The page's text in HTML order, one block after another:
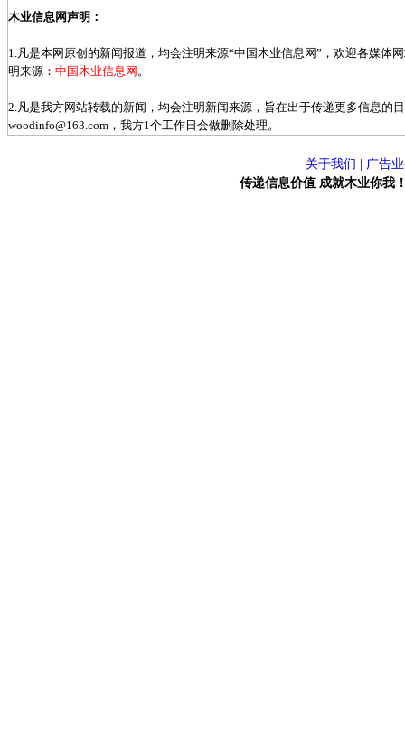
木业信息网声明：
1.凡是本网原创的新闻报道，均会注明来源“中国木业信息网”，欢迎各媒体
明来源： 中国木业信息网 。
2.凡是我方网站转载的新闻，均会注明新闻来源，旨在出于传递更多信息的
woodinfo@163.com，我方1个工作日会做删除处理。
关于我们
广告
传递信息价值 成就木业你我